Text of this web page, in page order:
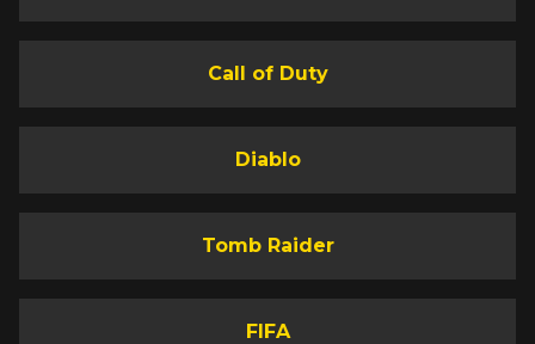
Call of Duty
Diablo
Tomb Raider
FIFA